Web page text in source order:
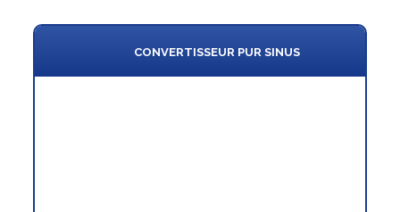
CONVERTISSEUR PUR SINUS